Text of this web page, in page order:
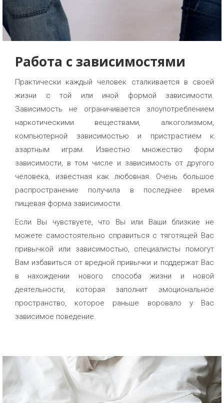
Работа с зависимостями
Практически каждый человек сталкивается в своей
жизни с той или иной формой зависимости.
Зависимость не ограничивается злоупотреблением
наркотическими веществами, алкоголизмом,
компьютерной зависимостью и пристрастием к
азартным играм. Известно множество форм
зависимости, в том числе и зависимость от другого
человека, известная как любовная. Очень большое
распространение получила в последнее время
пищевая форма зависимости.
Если Вы чувствуете, что Вы или Ваши близкие не
можете самостоятельно справиться с тяготящей Вас
привычкой или зависимостью, специалисты помогут
Вам избавиться от вредной привычки и поддержат Вас
в нахождении нового способа жизни и новой
деятельности, которая заполнит эмоциональное
пространство, которое раньше воровало у Вас
зависимое поведение.